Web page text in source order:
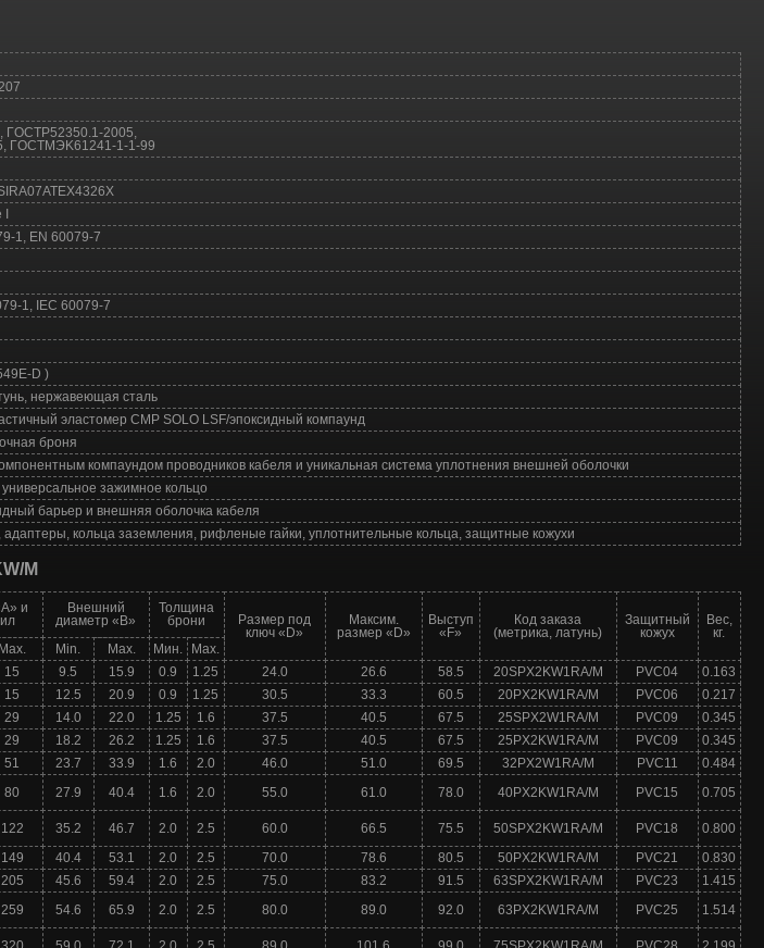
ГOCTP52350.1-2005,
ГOCTMЭK61241-1-1-99
1, EN 60079-7
1, IEC 60079-7
D )
нержавеющая сталь
эластомер CMP SOLO LSF/эпоксидный компаунд
броня
компаундом проводников кабеля и уникальная система уплотнения внешней оболочки
универсальное зажимное кольцо
барьер и внешняя оболочка кабеля
кольца заземления, рифленые гайки, уплотнительные кольца, защитные кожухи
М
и
Внешний
диаметр «В»
Толщина
брони
Размер под
ключ «D»
Максим.
размер «D»
Выступ
«F»
Код заказа
(метрика, латунь)
Защитный
кожух
Вес,
кг.
Мах. Min. Max. Мин.
Мах.
15 9.5 15.9 0.9 1.25 24.0 26.6 58.5 20SPX2KW1RA/M PVC04
0.163
15 12.5 20.9 0.9 1.25 30.5 33.3 60.5 20PX2KW1RA/M PVC06
0.217
29 14.0 22.0 1.25 1.6 37.5 40.5 67.5 25SPX2W1RA/M PVC09
0.345
29 18.2 26.2 1.25 1.6 37.5 40.5 67.5 25PX2KW1RA/M PVC09
0.345
51 23.7 33.9 1.6 2.0 46.0 51.0 69.5 32PX2W1RA/M PVC11 0.484
80 27.9 40.4 1.6 2.0 55.0 61.0 78.0 40PX2KW1RA/M PVC15 0.705
122 35.2 46.7 2.0 2.5 60.0 66.5 75.5 50SPX2KW1RA/M PVC18 0.800
149 40.4 53.1 2.0 2.5 70.0 78.6 80.5 50PX2KW1RA/M PVC21
0.830
205 45.6 59.4 2.0 2.5 75.0 83.2 91.5 63SPX2KW1RA/M PVC23 1.415
259 54.6 65.9 2.0 2.5 80.0 89.0 92.0 63PX2KW1RA/M PVC25 1.514